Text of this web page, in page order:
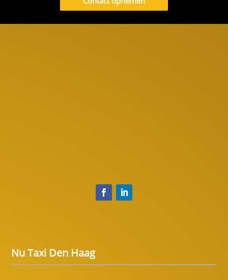
Nu Taxi Den Haag